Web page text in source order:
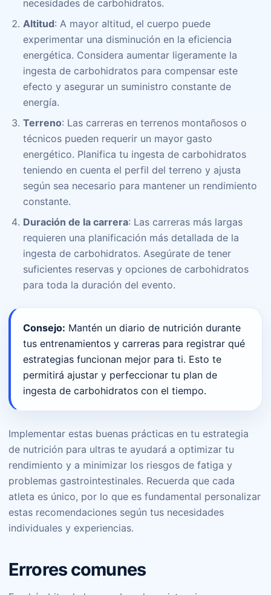
necesidades de carbohidratos.
Altitud: A mayor altitud, el cuerpo puede
experimentar una disminución en la eficiencia
energética. Considera aumentar ligeramente la
ingesta de carbohidratos para compensar este
efecto y asegurar un suministro constante de
energía.
Terreno: Las carreras en terrenos montañosos o
técnicos pueden requerir un mayor gasto
energético. Planifica tu ingesta de carbohidratos
teniendo en cuenta el perfil del terreno y ajusta
según sea necesario para mantener un rendimiento
constante.
Duración de la carrera: Las carreras más largas
requieren una planificación más detallada de la
ingesta de carbohidratos. Asegúrate de tener
suficientes reservas y opciones de carbohidratos
para toda la duración del evento.
Consejo: Mantén un diario de nutrición durante
tus entrenamientos y carreras para registrar qué
estrategias funcionan mejor para ti. Esto te
permitirá ajustar y perfeccionar tu plan de
ingesta de carbohidratos con el tiempo.
Implementar estas buenas prácticas en tu estrategia
de nutrición para ultras te ayudará a optimizar tu
rendimiento y a minimizar los riesgos de fatiga y
problemas gastrointestinales. Recuerda que cada
atleta es único, por lo que es fundamental personalizar
estas recomendaciones según tus necesidades
individuales y experiencias.
Errores comunes